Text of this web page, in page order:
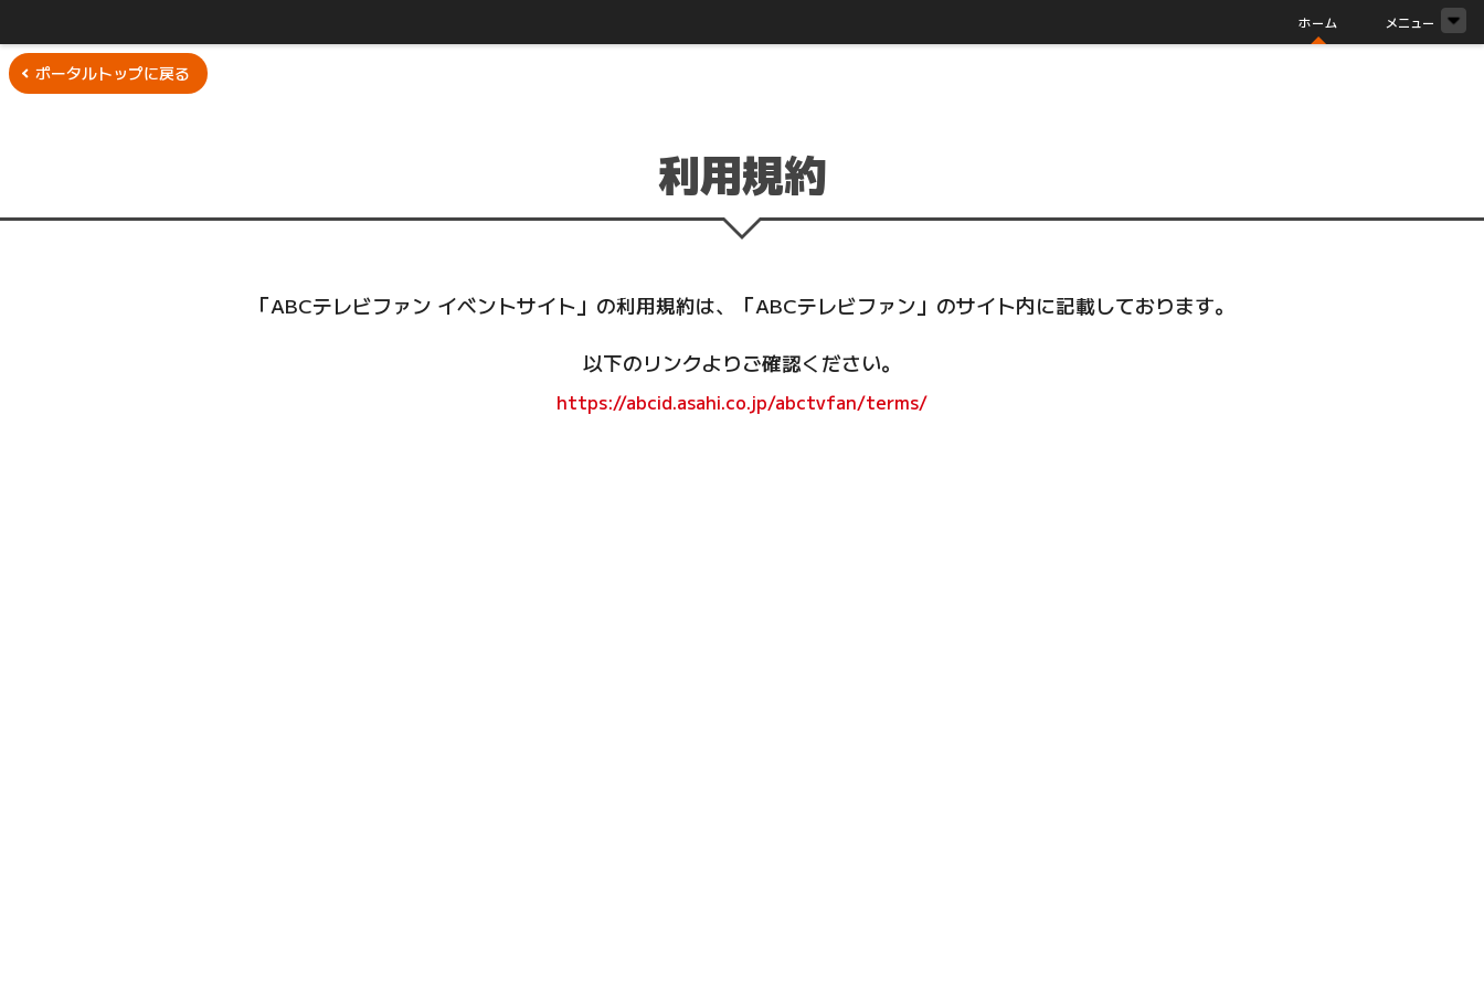
ホーム メニュー
ポータルトップに戻る
利用規約
「ABCテレビファン イベントサイト」の利用規約は、「ABCテレビファン」のサイト内に記載しております。
以下のリンクよりご確認ください。
https://abcid.asahi.co.jp/abctvfan/terms/